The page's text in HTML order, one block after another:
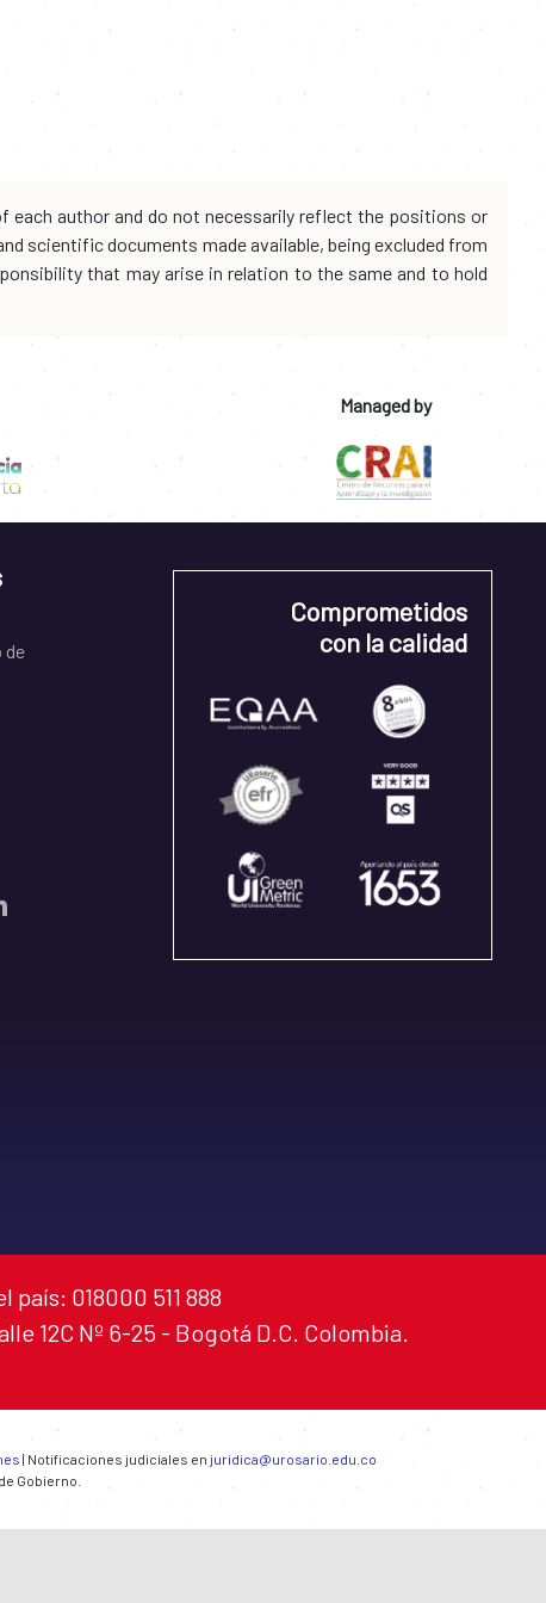
each author and do not necessarily reflect the positions or
scientific documents made available, being excluded from
that may arise in relation to the same and to hold
Managed by
de
Comprometidos
con la calidad
país: 018000 511 888
12C Nº 6-25 - Bogotá D.C. Colombia.
| Notificaciones judiciales en juridica@urosario.edu.co
Gobierno.